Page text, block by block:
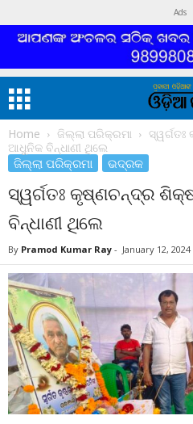
Ads
Home ଜିଲ୍ଲା ପରିକ୍ରମା
ଆଧୁନିକ ବିନ୍ଧାଣୀ ଥିଲେ
ଜିଲ୍ଲା ପରିକ୍ରମା ଭଦ୍ରକ
ସ୍ୱର୍ଗତଃ କୃଷ୍ଣଚନ୍ଦ୍ର
ବିନ୍ଧାଣୀ ଥିଲେ
By Pramod Kumar Ray - January 12, 2024